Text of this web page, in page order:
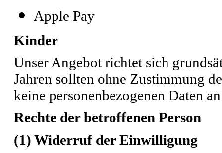
Apple Pay
Kinder
Unser Angebot richtet sich
Jahren sollten ohne Zustimmung
keine personenbezogenen Daten
Rechte der betroffenen Person
(1) Widerruf der Einwilligung